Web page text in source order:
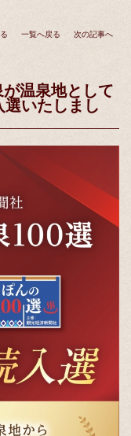
一覧へ戻る 次の記事へ
が温泉地として
選いたしまし